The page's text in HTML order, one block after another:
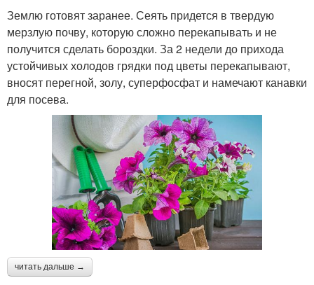
Землю готовят заранее. Сеять придется в твердую
мерзлую почву, которую сложно перекапывать и не
получится сделать бороздки. За 2 недели до прихода
устойчивых холодов грядки под цветы перекапывают,
вносят перегной, золу, суперфосфат и намечают канавки
для посева.
читать дальше →